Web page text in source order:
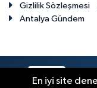
Gizlilik Sözleşmesi
Antalya Gündem
En iyi site